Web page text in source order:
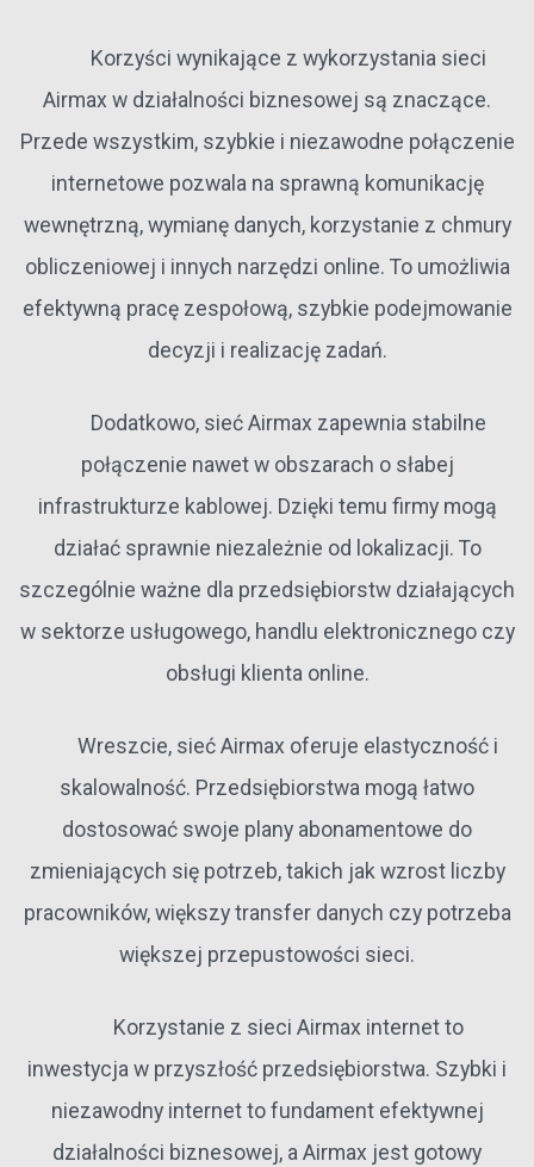
Korzyści wynikające z wykorzystania sieci
Airmax w działalności biznesowej są znaczące.
Przede wszystkim, szybkie i niezawodne połączenie
internetowe pozwala na sprawną komunikację
wewnętrzną, wymianę danych, korzystanie z chmury
obliczeniowej i innych narzędzi online. To umożliwia
efektywną pracę zespołową, szybkie podejmowanie
decyzji i realizację zadań.
Dodatkowo, sieć Airmax zapewnia stabilne
połączenie nawet w obszarach o słabej
infrastrukturze kablowej. Dzięki temu firmy mogą
działać sprawnie niezależnie od lokalizacji. To
szczególnie ważne dla przedsiębiorstw działających
w sektorze usługowego, handlu elektronicznego czy
obsługi klienta online.
Wreszcie, sieć Airmax oferuje elastyczność i
skalowalność. Przedsiębiorstwa mogą łatwo
dostosować swoje plany abonamentowe do
zmieniających się potrzeb, takich jak wzrost liczby
pracowników, większy transfer danych czy potrzeba
większej przepustowości sieci.
Korzystanie z sieci Airmax internet to
inwestycja w przyszłość przedsiębiorstwa. Szybki i
niezawodny internet to fundament efektywnej
działalności biznesowej, a Airmax jest gotowy